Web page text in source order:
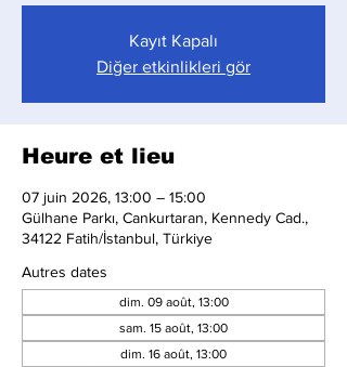
Kayıt Kapalı
Diğer etkinlikleri gör
Heure et lieu
07 juin 2026, 13:00 – 15:00
Gülhane Parkı, Cankurtaran, Kennedy Cad.,
34122 Fatih/İstanbul, Türkiye
Autres dates
dim. 09 août, 13:00
sam. 15 août, 13:00
dim. 16 août, 13:00